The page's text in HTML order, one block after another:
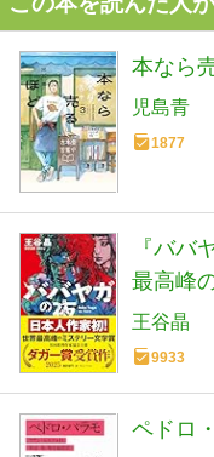
本なら
児島青
1877
『バ
最高峰
作家協
1)
王谷晶
9933
ペドロ